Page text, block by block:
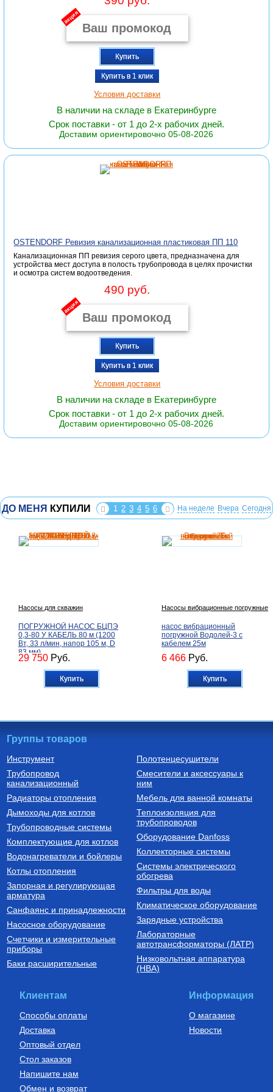
акция
Купить
Купить в 1 клик
Условия доставки
В наличии на складе в Екатеринбурге
Срок поставки - от 1 до 2-х рабочих дней.
Доставим ориентировочно 05-08-2026
OSTENDORF Ревизия канализационная пластиковая ПП 110
Канализационная ПП ревизия серого цвета, предназначена для
устройства мест доступа в полость трубопровода в целях прочистки
и осмотра систем водоотведения.
490 руб.
акция
Купить
Купить в 1 клик
Условия доставки
В наличии на складе в Екатеринбурге
Срок поставки - от 1 до 2-х рабочих дней.
Доставим ориентировочно 05-08-2026
ДО МЕНЯ КУПИЛИ 1 2 3 4 5 6 На неделе Вчера Сегодня
Насосы для скважин
ПОГРУЖНОЙ НАСОС БЦПЭ
0,3-80 У КАБЕЛЬ 80 м (1200
Вт, 33 л/мин, напор 105 м, D
83 мм)
29 750 Руб.
Купить
Насосы вибрационные погружные
насос вибрационный
погружной Водолей-3 с
кабелем 25м
6 466 Руб.
Купить
Бойлеры (водонагреватели
косвенного нагрева)
нагрева напольный из
нержавеющей стали STINOX F
500 л., арт.: 805F0050
127 190Руб.
Купить
Трубы из сшитого полиэтилена
Труба напорная из сшитого
полиэтилена с барьерным
слоем EVOH, тип PE-Xa
16(2.2) бухта 100 м,
VA1622.3.C.100
7 300Руб.
Котлы газовые настенные
Котел газовый настенный
одноконтурный Vitabel HF 32
63 890Руб.
Купить
Дымоходы для котлов DN 80
(традиционные)
Элемент дымохода DN80
Руб.
Купить
Группы товаров
Инструмент
Трубопровод
канализационный
Радиаторы отопления
Дымоходы для котлов
Трубопроводные системы
Комплектующие для котлов
Водонагреватели и бойлеры
Котлы отопления
Запорная и регулирующая
арматура
Санфаянс и принадлежности
Насосное оборудование
Счетчики и измерительные
приборы
Баки расширительные
Полотенцесушители
Смесители и аксессуары к
ним
Мебель для ванной комнаты
Теплоизоляция для
трубопроводов
Оборудование Danfoss
Коллекторные системы
Системы электрического
обогрева
Фильтры для воды
Климатическое оборудование
Зарядные устройства
Лабораторные
автотрансформаторы (ЛАТР)
Низковольтная аппаратура
(НВА)
Клиентам
Способы оплаты
Доставка
Оптовый отдел
Стол заказов
Напишите нам
Обмен и возврат
Информация
О магазине
Новости